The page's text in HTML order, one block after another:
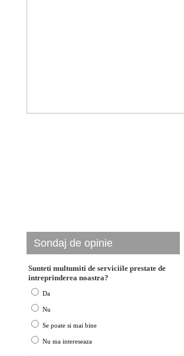
Sondaj de opinie
Sunteti multumiti de serviciile prestate de
intreprinderea noastra?
Da
Nu
Se poate si mai bine
Nu ma intereseaza